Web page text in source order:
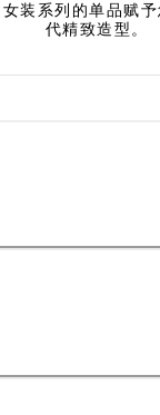
系列的单品赋予
代精致造型。